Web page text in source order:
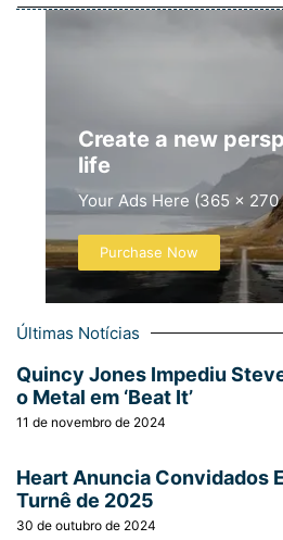
Create a new
life
Your Ads Here (365 x 270
Purchase Now
Últimas Notícias
Quincy Jones Impediu
o Metal em ‘Beat It’
11 de novembro de 2024
Heart Anuncia Convidados
Turnê de 2025
30 de outubro de 2024